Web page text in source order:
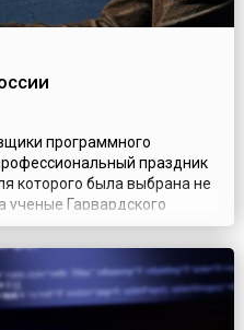
программного
праздник
которого была выбрана не
ученые Гарвардского
вычислительную машину
мотылька, застрявшего
реле.
описан...